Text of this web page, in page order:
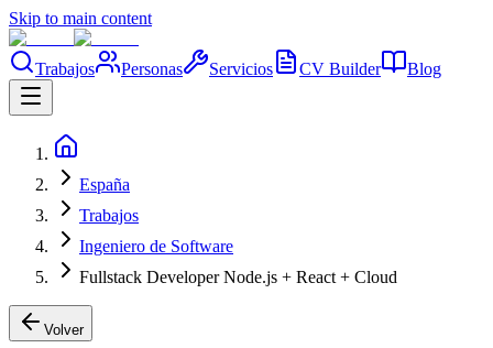
Skip to main content
Trabajos Personas Servicios CV Builder Blog
España
Trabajos
Ingeniero de Software
Fullstack Developer Node.js + React + Cloud
Volver